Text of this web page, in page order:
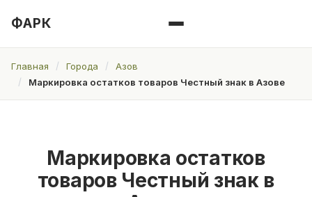
ФАРК
Главная Города
Азов
Маркировка остатков товаров Честный знак в Азове
Маркировка остатков
товаров Честный знак в